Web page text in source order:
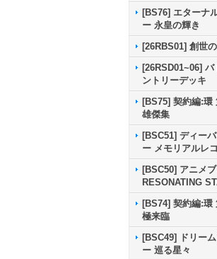
[BS76] エターナ
ー 永皇の輝き
[26RBS01] 創世
[26RSD01~06] バ
ントリーデッキ
[BS75] 契約編:環
雄傑集
[BSC51] ディー
ー メモリアルレ
[BSC50] アニメ
RESONATING
[BS74] 契約編:環
極来臨
[BSC49] ドリー
ー 巡る星々